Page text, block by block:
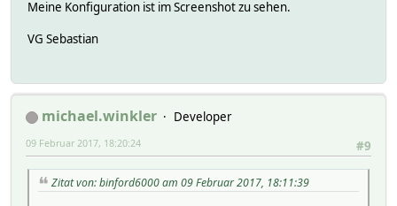
Meine Konfiguration ist im Screenshot zu sehen.
VG Sebastian
michael.winkler
Developer
#9
09 Februar 2017, 18:20:24
Zitat von: binford6000 am 09 Februar 2017, 18:11:39